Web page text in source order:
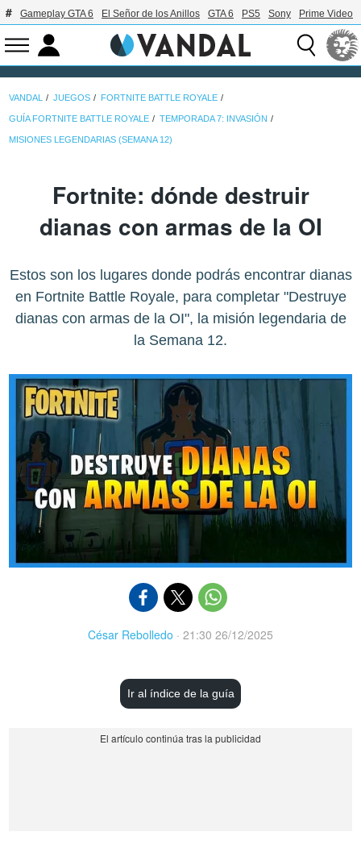
Gameplay GTA 6 El Señor de los Anillos GTA 6 PS5 Sony Prime Video
VANDAL JUEGOS FORTNITE BATTLE ROYALE
GUÍA FORTNITE BATTLE ROYALE TEMPORADA 7: INVASIÓN
MISIONES LEGENDARIAS (SEMANA 12)
Fortnite: dónde destruir
dianas con armas de la OI
Estos son los lugares donde podrás encontrar dianas
en Fortnite Battle Royale, para completar "Destruye
dianas con armas de la OI", la misión legendaria de
la Semana 12.
César Rebolledo · 21:30 26/12/2025
Ir al índice de la guía